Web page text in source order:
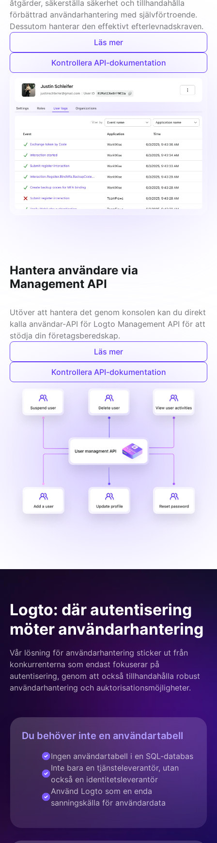
åtgärder, säkerställa säkerhet och tillhandahålla
förbättrad användarhantering med självförtroende.
Dessutom hanterar den effektivt efterlevnadskraven.
Läs mer
Kontrollera API-dokumentation
Hantera användare via
Management API
Utöver att hantera det genom konsolen kan du direkt
kalla användar-API för Logto Management API för att
stödja din företagsberedskap.
Läs mer
Kontrollera API-dokumentation
Logto: där autentisering
möter användarhantering
Vår lösning för användarhantering sticker ut från
konkurrenterna som endast fokuserar på
autentisering, genom att också tillhandahålla robust
användarhantering och auktorisationsmöjligheter.
Du behöver inte en användartabell
Ingen användartabell i en SQL-databas
Inte bara en tjänsteleverantör, utan
också en identitetsleverantör
Använd Logto som en enda
sanningskälla för användardata